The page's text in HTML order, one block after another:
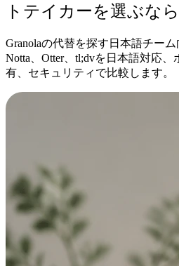
トテイカーを選ぶなら
Granolaの代替を探す日本語チーム
Notta、Otter、tl;dvを日本語対応
有、セキュリティで比較します。